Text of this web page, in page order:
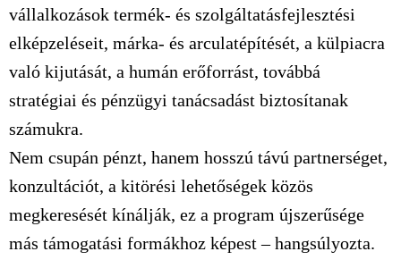
vállalkozások termék- és szolgáltatásfejlesztési
elképzeléseit, márka- és arculatépítését, a külpiacra
való kijutását, a humán erőforrást, továbbá
stratégiai és pénzügyi tanácsadást biztosítanak
számukra.
Nem csupán pénzt, hanem hosszú távú partnerséget,
konzultációt, a kitörési lehetőségek közös
megkeresését kínálják, ez a program újszerűsége
más támogatási formákhoz képest – hangsúlyozta.